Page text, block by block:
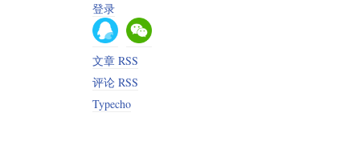
登录
文章 RSS
评论 RSS
Typecho